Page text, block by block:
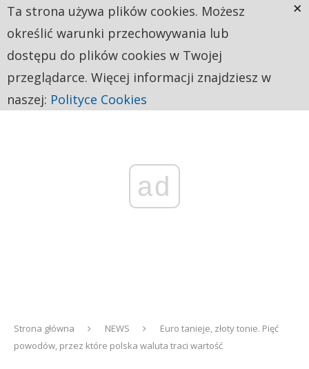
ad
Strona główna NEWS
Euro tanieje, złoty tonie. Pięć
powodów, przez które polska waluta traci wartość
Ta strona używa plików cookies. Możesz
określić warunki przechowywania lub
dostępu do plików cookies w Twojej
przeglądarce. Więcej informacji znajdziesz w
naszej: Polityce Cookies
×